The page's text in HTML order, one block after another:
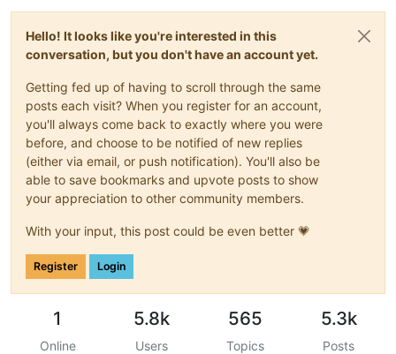
Hello! It looks like you're interested in this
conversation, but you don't have an account yet.
Getting fed up of having to scroll through the same
posts each visit? When you register for an account,
you'll always come back to exactly where you were
before, and choose to be notified of new replies
(either via email, or push notification). You'll also be
able to save bookmarks and upvote posts to show
your appreciation to other community members.
With your input, this post could be even better 💗
Register Login
1
Online
5.8k
Users
565
Topics
5.3k
Posts